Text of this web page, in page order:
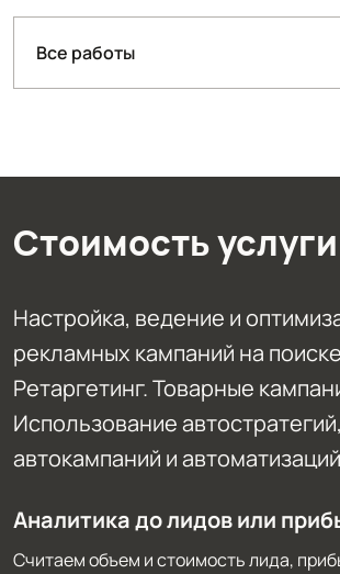
Все работы
Стоимость услуги
Настройка, ведение и
рекламных кампаний на
Ретаргетинг. Товарные
Использование автостратегий,
автокампаний и
Аналитика до лидов или
Считаем объем и стоимость лида,